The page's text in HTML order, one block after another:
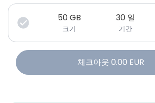
50GB
크기
30 일
기간
체크아웃 0.00 EUR